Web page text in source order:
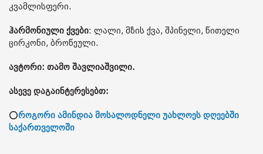
კვამლისფერი.
ჰარმონიული ქვები: ლალი, მზის ქვა, შპინელი, წითელი
ცირკონი, ბროწეული.
ავტორი: თამო შავლიაშვილი.
ასევე დაგაინტერესებთ:
⭕როგორი ამინდია მოსალოდნელი უახლოეს დღეებში
საქართველოში